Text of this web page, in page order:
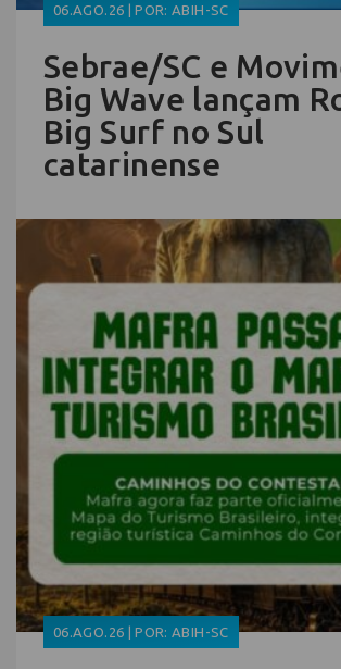
06.AGO.26 | POR: ABIH-SC
Sebrae/SC e
Big Wave lançam
Big Surf no Sul
catarinense
06.AGO.26 | POR: ABIH-SC